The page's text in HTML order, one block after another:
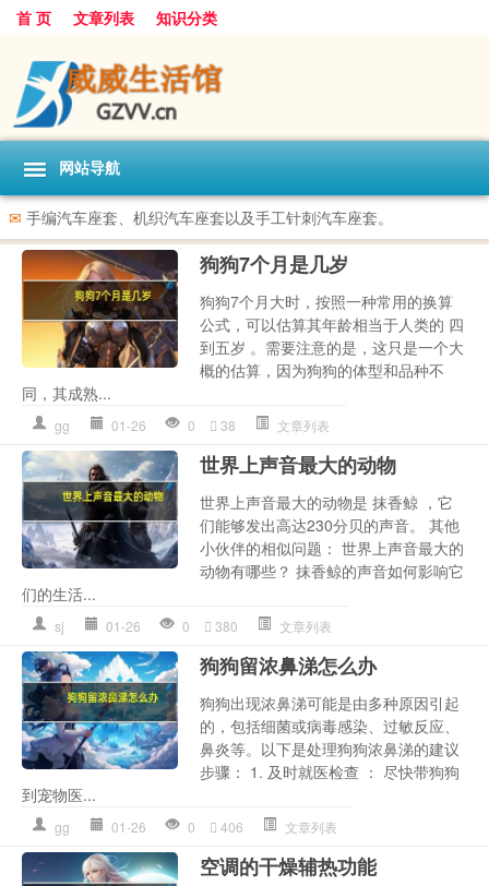
首 页 文章列表 知识分类
网站导航
✉ 手编汽车座套、机织汽车座套以及手工针刺汽车座套。
狗狗7个月是几岁
狗狗7个月大时，按照一种常用的换算
公式，可以估算其年龄相当于人类的 四
到五岁 。需要注意的是，这只是一个大
概的估算，因为狗狗的体型和品种不
同，其成熟...
gg 01-26 0 38 文章列表
世界上声音最大的动物
世界上声音最大的动物是 抹香鲸 ，它
们能够发出高达230分贝的声音。 其他
小伙伴的相似问题： 世界上声音最大的
动物有哪些？ 抹香鲸的声音如何影响它
们的生活...
sj 01-26 0 380 文章列表
狗狗留浓鼻涕怎么办
狗狗出现浓鼻涕可能是由多种原因引起
的，包括细菌或病毒感染、过敏反应、
鼻炎等。以下是处理狗狗浓鼻涕的建议
步骤： 1. 及时就医检查 ： 尽快带狗狗
到宠物医...
gg 01-26 0 406 文章列表
空调的干燥辅热功能